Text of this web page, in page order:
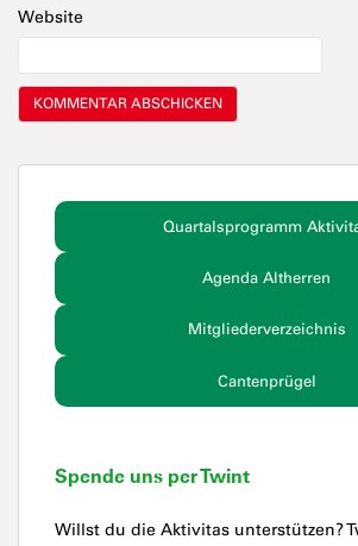
Website
Quartalsprogramm
Agenda Altherren
Mitgliederverzeichnis
Cantenprügel
Spende uns per Twint
Willst du die Aktivitas unterstützen?